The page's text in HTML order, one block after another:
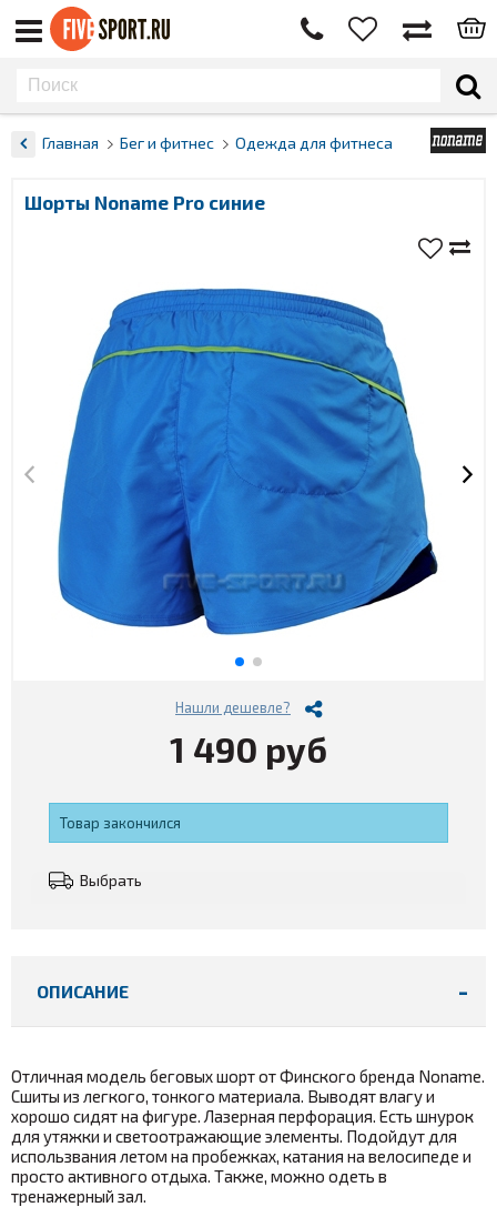
Главная Бег и фитнес Одежда для фитнеса
Шорты Noname Pro синие
Нашли дешевле?
1 490 руб
Товар закончился
Выбрать
ОПИСАНИЕ
Отличная модель беговых шорт от Финского бренда Noname.
Сшиты из легкого, тонкого материала. Выводят влагу и
хорошо сидят на фигуре. Лазерная перфорация. Есть шнурок
для утяжки и светоотражающие элементы. Подойдут для
использвания летом на пробежках, катания на велосипеде и
просто активного отдыха. Также, можно одеть в
тренажерный зал.